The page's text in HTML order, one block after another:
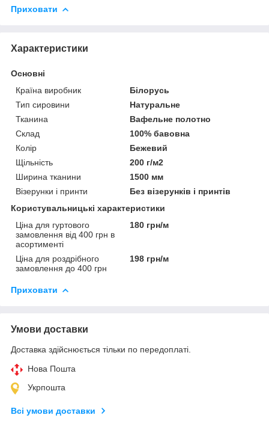
Приховати
Характеристики
Основні
Країна виробник
Білорусь
Тип сировини
Натуральне
Тканина
Вафельне полотно
Склад
100% бавовна
Колір
Бежевий
Щільність
200 г/м2
Ширина тканини
1500 мм
Візерунки і принти
Без візерунків і принтів
Користувальницькі характеристики
Ціна для гуртового
замовлення від 400 грн в
асортименті
180 грн/м
Ціна для роздрібного
замовлення до 400 грн
198 грн/м
Приховати
Умови доставки
Доставка здійснюється тільки по передоплаті.
Нова Пошта
Укрпошта
Всі умови доставки